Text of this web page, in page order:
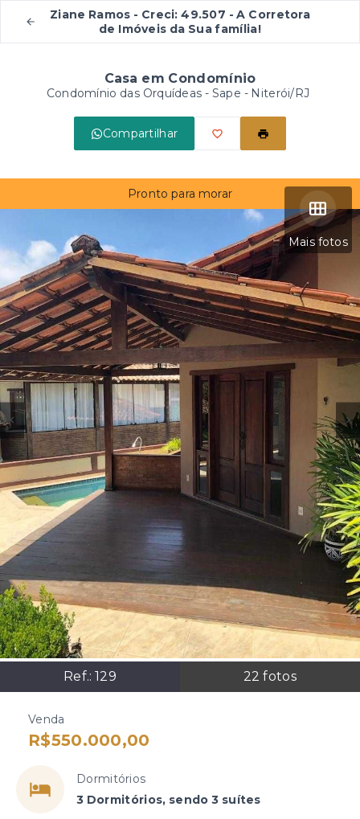
Ziane Ramos - Creci: 49.507 - A Corretora
de Imóveis da Sua família!
Casa em Condomínio
Condomínio das Orquídeas - Sape - Niterói/RJ
Compartilhar
Mais fotos
Ref.:129 22 fotos
Pronto para morar
Venda
R$550.000,00
Dormitórios
3 Dormitórios, sendo 3 suítes